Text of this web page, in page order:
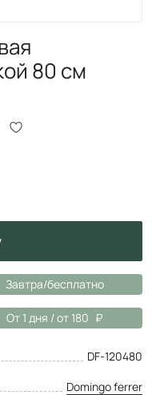
80 см
Завтра/бесплатно
От 1 дня / от 180
DF-120480
Domingo ferrer